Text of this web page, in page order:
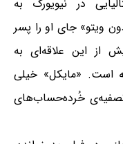
در نیویورک به
ویتو» جای او را پسر
از این علاقه‌ای به
است. «مایکل» خیلی
خُرده‌حساب‌های